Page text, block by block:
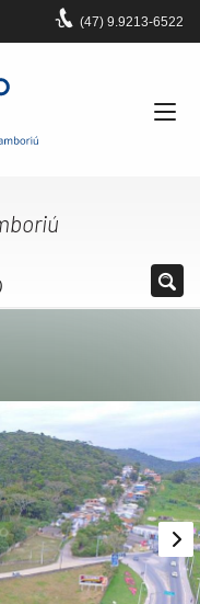
(47) 9.9213-6522